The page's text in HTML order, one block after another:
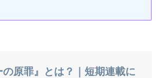
の原罪』とは？｜短期連載に